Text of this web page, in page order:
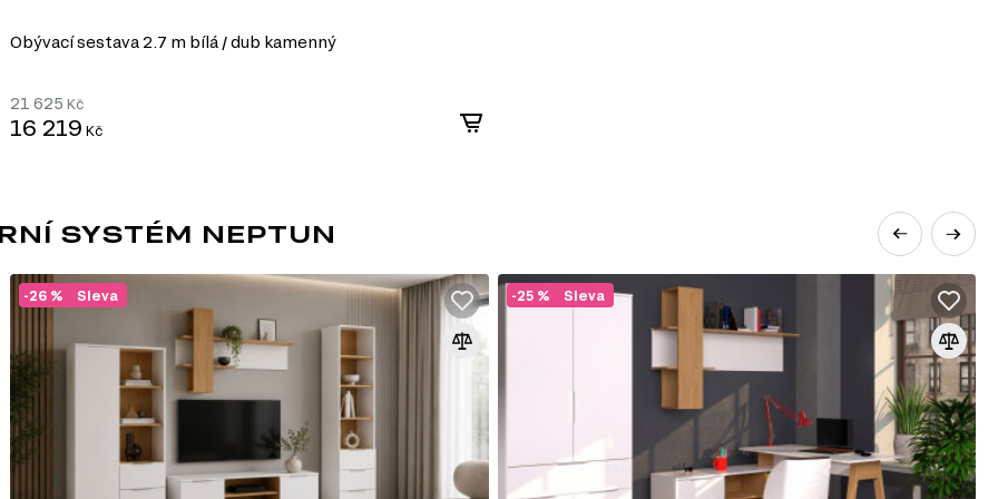
v nábytkářském
nebo jiném stylu díky
nábytku různých tvarů a
ultrafialovému záření a
v souladu s
Obývací sestava 2.7 m bílá / dub kamenný
21 625 Kč
16 219 Kč
SYSTÉM NEPTUN
Sleva
-26 % Sleva
-25 %